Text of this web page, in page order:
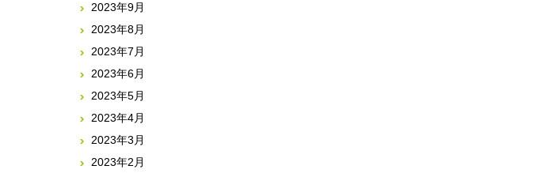
2023年9月
2023年8月
2023年7月
2023年6月
2023年5月
2023年4月
2023年3月
2023年2月